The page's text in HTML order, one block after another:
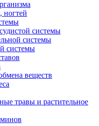
системы
системы
системы
веществ
травы и растительное